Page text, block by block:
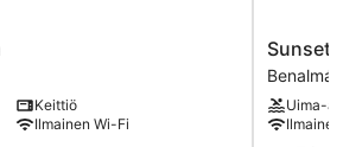
Keittiö
Ilmainen Wi-Fi
Sunset
Beach
Club
Hotel
Sunset
Uima-